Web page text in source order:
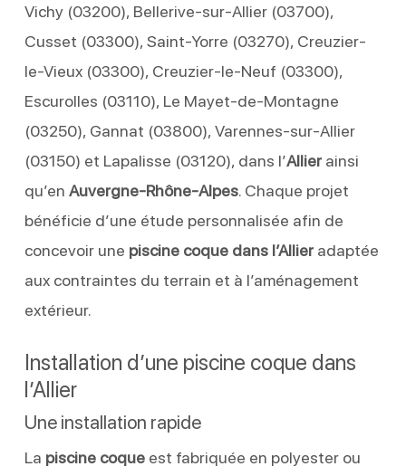
Vichy (03200), Bellerive-sur-Allier (03700),
Cusset (03300), Saint-Yorre (03270), Creuzier-
le-Vieux (03300), Creuzier-le-Neuf (03300),
Escurolles (03110), Le Mayet-de-Montagne
(03250), Gannat (03800), Varennes-sur-Allier
(03150) et Lapalisse (03120), dans l’Allierainsi
qu’en Auvergne-Rhône-Alpes. Chaque projet
bénéficie d’une étude personnalisée afin de
concevoir une piscine coque dans l’Allieradaptée
aux contraintes du terrain et à l’aménagement
extérieur.
Installation d’une piscine coque dans
l’Allier
Une installation rapide
La piscine coqueest fabriquée en polyester ou